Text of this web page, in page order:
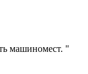
машиномест. "